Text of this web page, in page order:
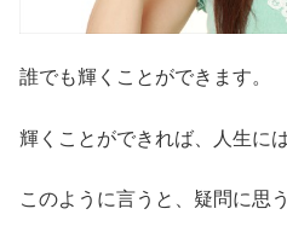
誰でも輝くことができます。
輝くことができれば、人生に
このように言うと、疑問に思